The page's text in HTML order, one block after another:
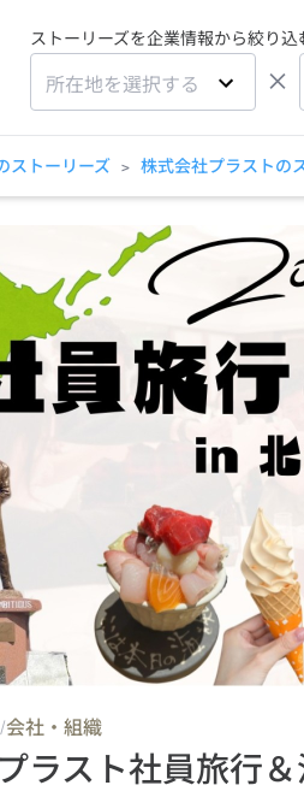
ストーリーズを企業情報から絞り込
所在地を選択する ×
ストーリーズ > 株式会社プラストの
/会社・組織
ラスト社員旅行